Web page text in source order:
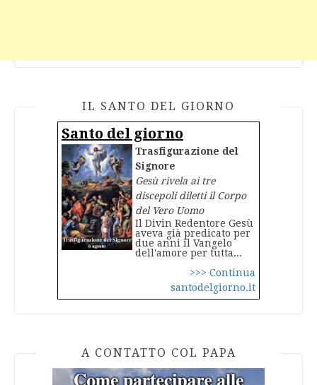
IL SANTO DEL GIORNO
Santo del giorno
Trasfigurazione del
Signore
Gesù rivela ai tre
discepoli diletti il Corpo
del Vero Uomo
Il Divin Redentore Gesù
aveva già predicato per
due anni il Vangelo
dell'amore per tutta...
>>> Continua
santodelgiorno.it
A CONTATTO COL PAPA